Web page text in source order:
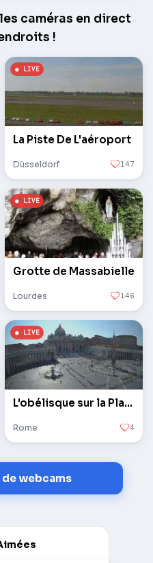
caméras en direct
!
La Piste De L'aéroport
Düsseldorf 147
Grotte de Massabielle
Lourdes 146
L'obélisque sur la Place Saint-Pierre au Vatican
Rome 4
webcams